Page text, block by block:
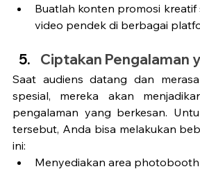
Buatlah konten promosi
video pendek di berbagai
Ciptakan Pengalaman
Saat audiens datang dan
spesial, mereka akan
pengalaman yang berkesan.
tersebut, Anda bisa melakukan
ini:
Menyediakan area